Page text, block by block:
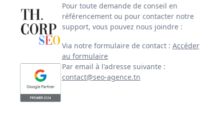
Pour toute demande de conseil en
référencement ou pour contacter notre
support, vous pouvez nous joindre :
Via notre formulaire de contact : Accéder
au formulaire
Par email à l'adresse suivante :
contact@seo-agence.tn